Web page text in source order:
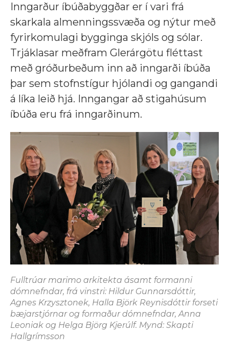
Inngarður íbúðabyggðar er í vari frá
skarkala almenningssvæða og nýtur með
fyrirkomulagi bygginga skjóls og sólar.
Trjáklasar meðfram Glerárgötu fléttast
með gróðurbeðum inn að inngarði íbúða
þar sem stofnstígur hjólandi og gangandi
á líka leið hjá. Inngangar að stigahúsum
íbúða eru frá inngarðinum.
Fulltrúar marimo arkitekta ásamt formanni
dómnefndar, frá vinstri: Hildur Gunnarsdóttir,
Agnes Krzysztonek, Halla Björk Reynisdóttir forseti
bæjarstjórnar og formaður dómnefndar, Anna
Leoniak og Helga Björg Kjerúlf. Mynd: Skapti
Hallgrímsson